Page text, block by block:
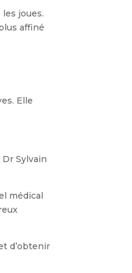
joues.
affiné
Elle
Sylvain
médical
d’obtenir